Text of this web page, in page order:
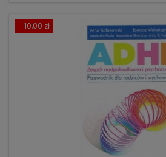
- 10,00 zł